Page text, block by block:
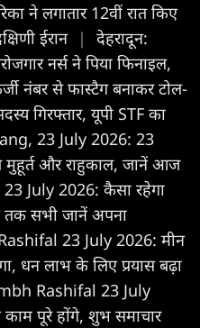
ने लगातार 12वीं रात किए
ईरान |
देहरादून:
नर्स ने पिया फिनाइल,
नंबर से फास्टैग बनाकर टोल-
गिरफ्तार, यूपी STF का
23 July 2026: 23
मुहूर्त और राहुकाल, जानें आज
July 2026: कैसा रहेगा
सभी जानें अपना
23 July 2026: मीन
धन लाभ के लिए प्रयास बढ़ा
Rashifal 23 July
पूरे होंगे, शुभ समाचार